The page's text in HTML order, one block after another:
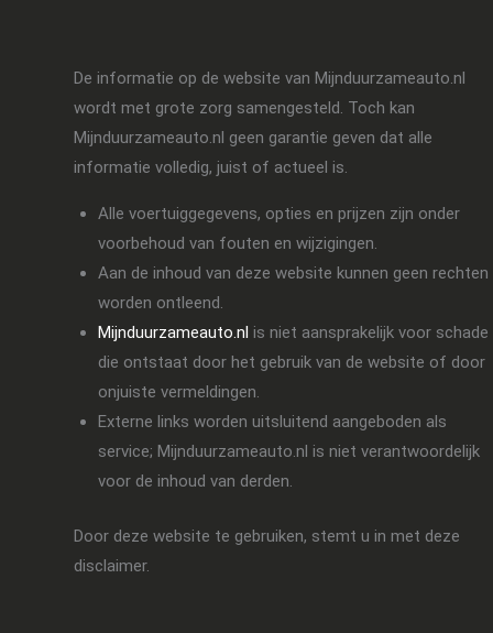
De informatie op de website van Mijnduurzameauto.nl
wordt met grote zorg samengesteld. Toch kan
Mijnduurzameauto.nl geen garantie geven dat alle
informatie volledig, juist of actueel is.
Alle voertuiggegevens, opties en prijzen zijn onder
voorbehoud van fouten en wijzigingen.
Aan de inhoud van deze website kunnen geen rechten
worden ontleend.
Mijnduurzameauto.nl is niet aansprakelijk voor schade
die ontstaat door het gebruik van de website of door
onjuiste vermeldingen.
Externe links worden uitsluitend aangeboden als
service; Mijnduurzameauto.nl is niet verantwoordelijk
voor de inhoud van derden.
Door deze website te gebruiken, stemt u in met deze
disclaimer.